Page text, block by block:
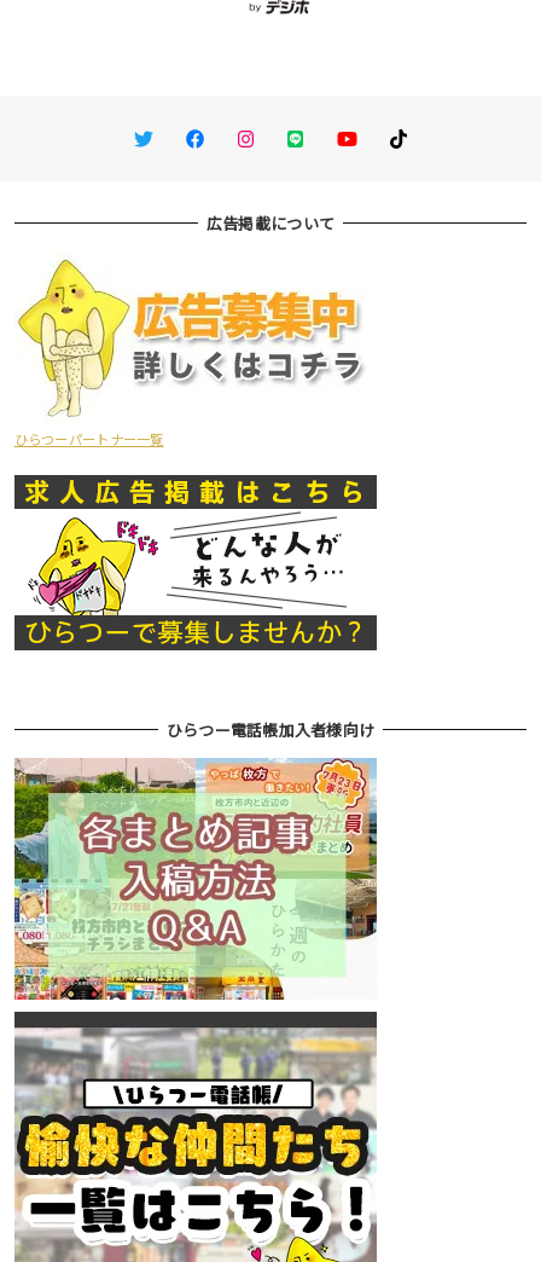
TwitterFacebookInstagram
LINE You TubeTikTok
広告掲載について
ひらつーパートナー一覧
ひらつー電話帳加入者様向け